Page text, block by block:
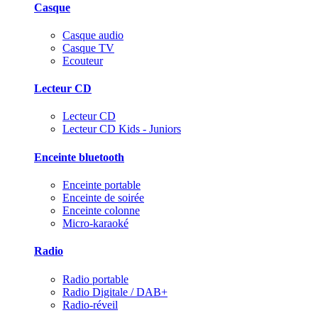
Casque
Casque audio
Casque TV
Ecouteur
Lecteur CD
Lecteur CD
Lecteur CD Kids - Juniors
Enceinte bluetooth
Enceinte portable
Enceinte de soirée
Enceinte colonne
Micro-karaoké
Radio
Radio portable
Radio Digitale / DAB+
Radio-réveil